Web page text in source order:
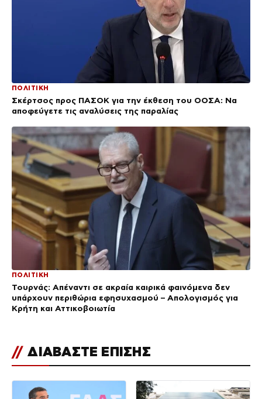
ΠΟΛΙΤΙΚΗ
Σκέρτσος προς ΠΑΣΟΚ για την έκθεση του ΟΟΣΑ: Να
αποφεύγετε τις αναλύσεις της παραλίας
ΠΟΛΙΤΙΚΗ
Τουρνάς: Απέναντι σε ακραία καιρικά φαινόμενα δεν
υπάρχουν περιθώρια εφησυχασμού – Απολογισμός για
Κρήτη και Αττικοβοιωτία
// ΔΙΑΒΑΣΤΕ ΕΠΙΣΗΣ